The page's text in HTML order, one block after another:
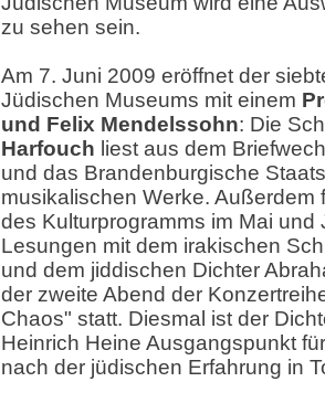
zu sehen sein.
Am 7. Juni 2009 eröffnet der
Jüdischen Museums mit einem
und Felix Mendelssohn: Die
Harfouch liest aus dem
und das Brandenburgische
musikalischen Werke. Außerdem
des Kulturprogramms im Mai und
Lesungen mit dem irakischen
und dem jiddischen Dichter
der zweite Abend der
Chaos" statt. Diesmal ist der
Heinrich Heine Ausgangspunkt
nach der jüdischen Erfahrung in